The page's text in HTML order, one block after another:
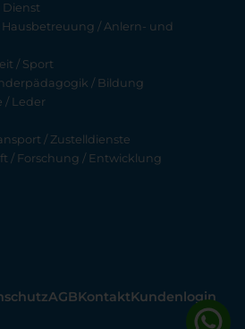
Dienst
/ Anlern- und
/ Sport
/ Bildung
/ Leder
/ Zustelldienste
/ Forschung / Entwicklung
AGBKontaktKundenlogin